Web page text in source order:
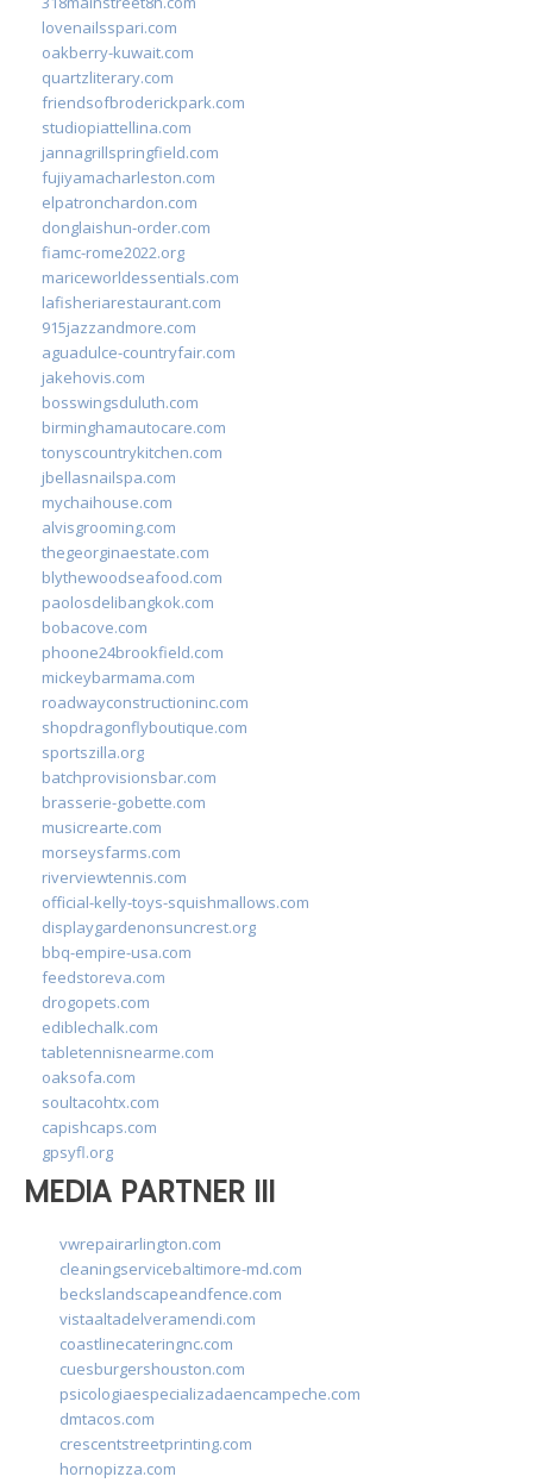
lovenailsspari.com
oakberry-kuwait.com
quartzliterary.com
friendsofbroderickpark.com
studiopiattellina.com
jannagrillspringfield.com
fujiyamacharleston.com
elpatronchardon.com
donglaishun-order.com
fiamc-rome2022.org
mariceworldessentials.com
lafisheriarestaurant.com
915jazzandmore.com
aguadulce-countryfair.com
jakehovis.com
bosswingsduluth.com
birminghamautocare.com
tonyscountrykitchen.com
jbellasnailspa.com
mychaihouse.com
alvisgrooming.com
thegeorginaestate.com
blythewoodseafood.com
paolosdelibangkok.com
bobacove.com
phoone24brookfield.com
mickeybarmama.com
roadwayconstructioninc.com
shopdragonflyboutique.com
sportszilla.org
batchprovisionsbar.com
brasserie-gobette.com
musicrearte.com
morseysfarms.com
riverviewtennis.com
official-kelly-toys-squishmallows.com
displaygardenonsuncrest.org
bbq-empire-usa.com
feedstoreva.com
drogopets.com
ediblechalk.com
tabletennisnearme.com
oaksofa.com
soultacohtx.com
capishcaps.com
gpsyfl.org
MEDIA PARTNER III
vwrepairarlington.com
cleaningservicebaltimore-md.com
beckslandscapeandfence.com
vistaaltadelveramendi.com
coastlinecateringnc.com
cuesburgershouston.com
psicologiaespecializadaencampeche.com
dmtacos.com
crescentstreetprinting.com
hornopizza.com